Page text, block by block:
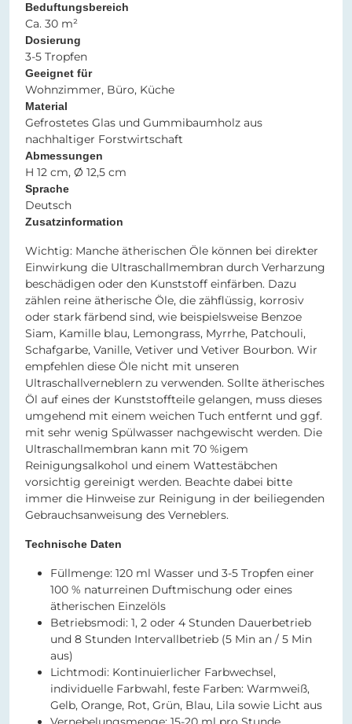
Beduftungsbereich
Ca. 30 m²
Dosierung
3-5 Tropfen
Geeignet für
Wohnzimmer, Büro, Küche
Material
Gefrostetes Glas und Gummibaumholz aus
nachhaltiger Forstwirtschaft
Abmessungen
H 12 cm, Ø 12,5 cm
Sprache
Deutsch
Zusatzinformation
Wichtig: Manche ätherischen Öle können bei direkter
Einwirkung die Ultraschallmembran durch Verharzung
beschädigen oder den Kunststoff einfärben. Dazu
zählen reine ätherische Öle, die zähflüssig, korrosiv
oder stark färbend sind, wie beispielsweise Benzoe
Siam, Kamille blau, Lemongrass, Myrrhe, Patchouli,
Schafgarbe, Vanille, Vetiver und Vetiver Bourbon. Wir
empfehlen diese Öle nicht mit unseren
Ultraschallverneblern zu verwenden. Sollte ätherisches
Öl auf eines der Kunststoffteile gelangen, muss dieses
umgehend mit einem weichen Tuch entfernt und ggf.
mit sehr wenig Spülwasser nachgewischt werden. Die
Ultraschallmembran kann mit 70 %igem
Reinigungsalkohol und einem Wattestäbchen
vorsichtig gereinigt werden. Beachte dabei bitte
immer die Hinweise zur Reinigung in der beiliegenden
Gebrauchsanweisung des Verneblers.
Technische Daten
Füllmenge: 120 ml Wasser und 3-5 Tropfen einer
100 % naturreinen Duftmischung oder eines
ätherischen Einzelöls
Betriebsmodi: 1, 2 oder 4 Stunden Dauerbetrieb
und 8 Stunden Intervallbetrieb (5 Min an / 5 Min
aus)
Lichtmodi: Kontinuierlicher Farbwechsel,
individuelle Farbwahl, feste Farben: Warmweiß,
Gelb, Orange, Rot, Grün, Blau, Lila sowie Licht aus